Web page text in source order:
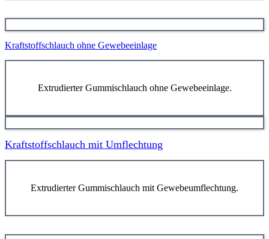
Kraftstoffschlauch ohne Gewebeeinlage
Extrudierter Gummischlauch ohne Gewebeeinlage.
Kraftstoffschlauch mit Umflechtung
Extrudierter Gummischlauch mit Gewebeumflechtung.